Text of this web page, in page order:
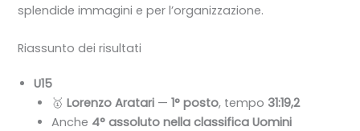
splendide immagini e per l’organizzazione.
Riassunto dei risultati
U15
🥇Lorenzo Aratari —1° posto, tempo 31:19,2
Anche 4° assoluto nella classifica Uomini